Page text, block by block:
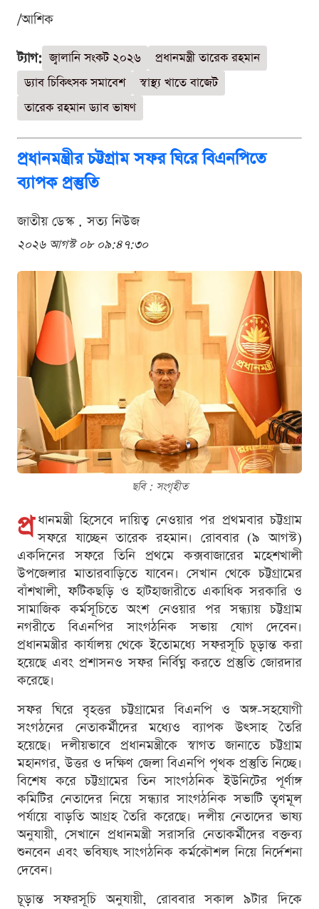
/আশিক
ট্যাগ: জ্বালানি সংকট ২০২৬
প্রধানমন্ত্রী তারেক রহমান
ড্যাব চিকিৎসক সমাবেশ
স্বাস্থ্য খাতে বাজেট
তারেক রহমান ড্যাব ভাষণ
প্রধানমন্ত্রীর চট্টগ্রাম সফর ঘিরে বিএনপিতে
ব্যাপক প্রস্তুতি
জাতীয় ডেস্ক . সত্য নিউজ
২০২৬ আগস্ট ০৮ ০৯:৪৭:৩০
ছবি : সংগৃহীত
প্র ধানমন্ত্রী হিসেবে দায়িত্ব নেওয়ার পর প্রথমবার চট্টগ্রাম
সফরে যাচ্ছেন তারেক রহমান। রোববার (৯ আগস্ট)
একদিনের সফরে তিনি প্রথমে কক্সবাজারের মহেশখালী
উপজেলার মাতারবাড়িতে যাবেন। সেখান থেকে চট্টগ্রামের
বাঁশখালী, ফটিকছড়ি ও হাটহাজারীতে একাধিক সরকারি ও
সামাজিক কর্মসূচিতে অংশ নেওয়ার পর সন্ধ্যায় চট্টগ্রাম
নগরীতে বিএনপির সাংগঠনিক সভায় যোগ দেবেন।
প্রধানমন্ত্রীর কার্যালয় থেকে ইতোমধ্যে সফরসূচি চূড়ান্ত করা
হয়েছে এবং প্রশাসনও সফর নির্বিঘ্ন করতে প্রস্তুতি জোরদার
করেছে।
সফর ঘিরে বৃহত্তর চট্টগ্রামের বিএনপি ও অঙ্গ-সহযোগী
সংগঠনের নেতাকর্মীদের মধ্যেও ব্যাপক উৎসাহ তৈরি
হয়েছে। দলীয়ভাবে প্রধানমন্ত্রীকে স্বাগত জানাতে চট্টগ্রাম
মহানগর, উত্তর ও দক্ষিণ জেলা বিএনপি পৃথক প্রস্তুতি নিচ্ছে।
বিশেষ করে চট্টগ্রামের তিন সাংগঠনিক ইউনিটের পূর্ণাঙ্গ
কমিটির নেতাদের নিয়ে সন্ধ্যার সাংগঠনিক সভাটি তৃণমূল
পর্যায়ে বাড়তি আগ্রহ তৈরি করেছে। দলীয় নেতাদের ভাষ্য
অনুযায়ী, সেখানে প্রধানমন্ত্রী সরাসরি নেতাকর্মীদের বক্তব্য
শুনবেন এবং ভবিষ্যৎ সাংগঠনিক কর্মকৌশল নিয়ে নির্দেশনা
দেবেন।
চূড়ান্ত সফরসূচি অনুযায়ী, রোববার সকাল ৯টার দিকে